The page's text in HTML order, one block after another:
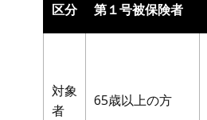
区分 第１号被保険者
対象
者
65歳以上の方